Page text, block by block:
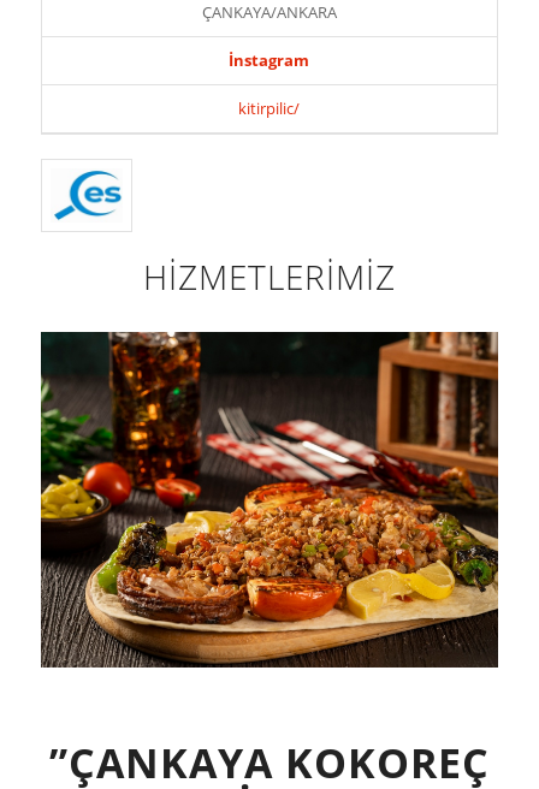
ÇANKAYA/ANKARA
İnstagram
kitirpilic/
HİZMETLERİMİZ
”ÇANKAYA KOKOREÇ